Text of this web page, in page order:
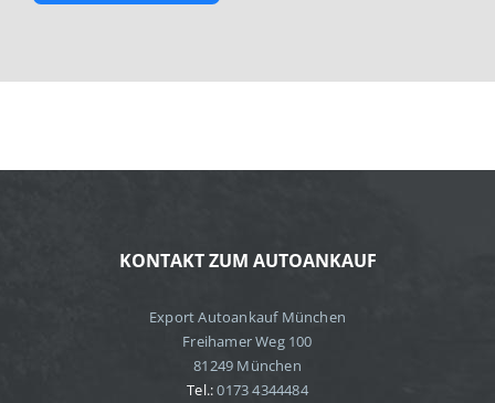
KONTAKT ZUM AUTOANKAUF
Export Autoankauf München
Freihamer Weg 100
81249 München
Tel.:0173 4344484